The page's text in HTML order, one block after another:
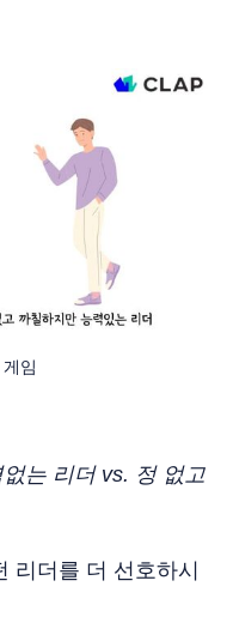
임
는 리더 vs. 정 없고
리더를 더 선호하시